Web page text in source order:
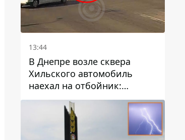
13:44
В Днепре возле сквера
Хильского автомобиль
наехал на отбойник:
момент происшествия